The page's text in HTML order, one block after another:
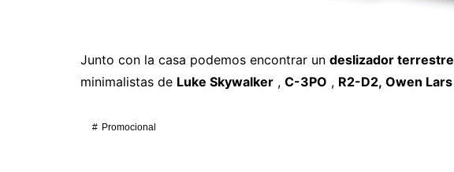
Junto con la casa podemos encontrar un deslizador terrestre
minimalistas de Luke Skywalker , C-3PO , R2-D2, Owen Lars
Promocional